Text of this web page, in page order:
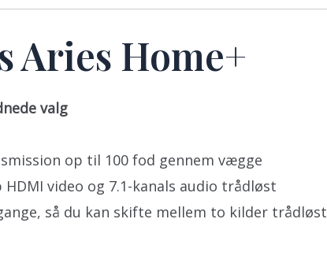
Aries Home+
valg
op til 100 fod gennem vægge
HDMI video og 7.1-kanals audio trådløst
så du kan skifte mellem to kilder trådløst